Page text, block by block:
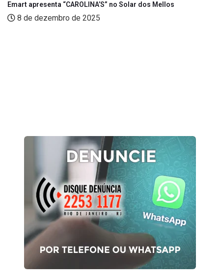
Emart apresenta “CAROLINA’S” no Solar dos Mellos
8 de dezembro de 2025